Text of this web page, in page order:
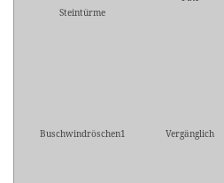
Steintürme
Buschwindröschen1 Vergänglich